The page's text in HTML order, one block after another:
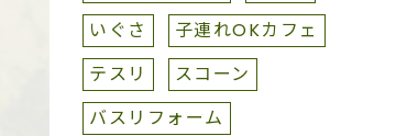
いぐさ
子連れOKカフェ
テスリ
スコーン
バスリフォーム